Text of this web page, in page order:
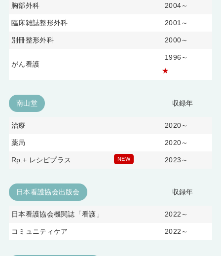
胸部外科 2004～
臨床雑誌整形外科 2001～
別冊整形外科 2000～
がん看護
1996～
★
南山堂 収録年
治療 2020～
薬局 2020～
Rp.+ レシピプラス NEW 2023～
日本看護協会出版会 収録年
日本看護協会機関誌「看護」 2022～
コミュニティケア 2022～